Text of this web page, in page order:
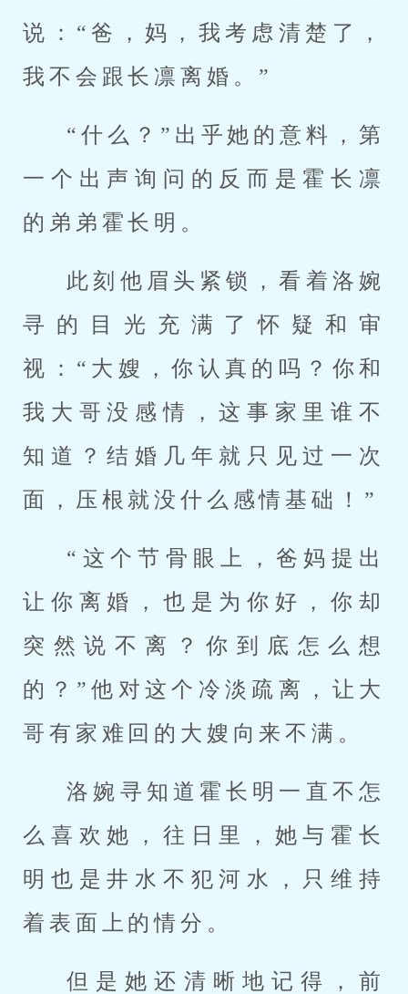
说：“爸，妈，我考虑清楚了，
我不会跟长凛离婚。”
“什么？”出乎她的意料，第
一个出声询问的反而是霍长凛
的弟弟霍长明。
此刻他眉头紧锁，看着洛婉
寻的目光充满了怀疑和审
视：“大嫂，你认真的吗？你和
我大哥没感情，这事家里谁不
知道？结婚几年就只见过一次
面，压根就没什么感情基础！”
“这个节骨眼上，爸妈提出
让你离婚，也是为你好，你却
突然说不离？你到底怎么想
的？”他对这个冷淡疏离，让大
哥有家难回的大嫂向来不满。
洛婉寻知道霍长明一直不怎
么喜欢她，往日里，她与霍长
明也是井水不犯河水，只维持
着表面上的情分。
但是她还清晰地记得，前